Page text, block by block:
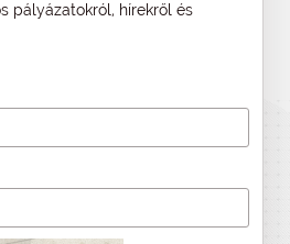
pályázatokról, hírekről és